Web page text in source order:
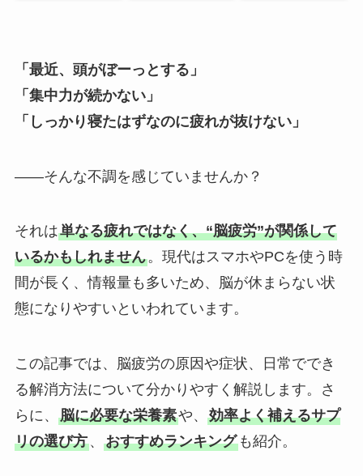
「最近、頭がぼーっとする」
「集中力が続かない」
「しっかり寝たはずなのに疲れが抜けない」
――そんな不調を感じていませんか？
それは単なる疲れではなく、“脳疲労”が関係して
いるかもしれません。現代はスマホやPCを使う時
間が長く、情報量も多いため、脳が休まらない状
態になりやすいといわれています。
この記事では、脳疲労の原因や症状、日常ででき
る解消方法について分かりやすく解説します。さ
らに、 脳に必要な栄養素や、 効率よく補えるサプ
リの選び方、 おすすめランキングも紹介。